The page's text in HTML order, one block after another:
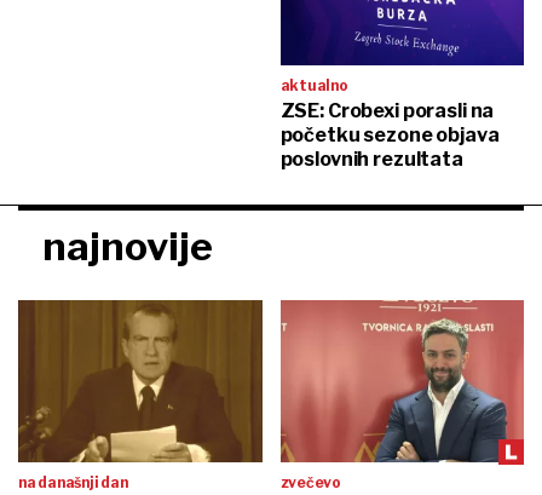
aktualno
ZSE: Crobexi porasli na
početku sezone objava
poslovnih rezultata
najnovije
na današnji dan zvečevo